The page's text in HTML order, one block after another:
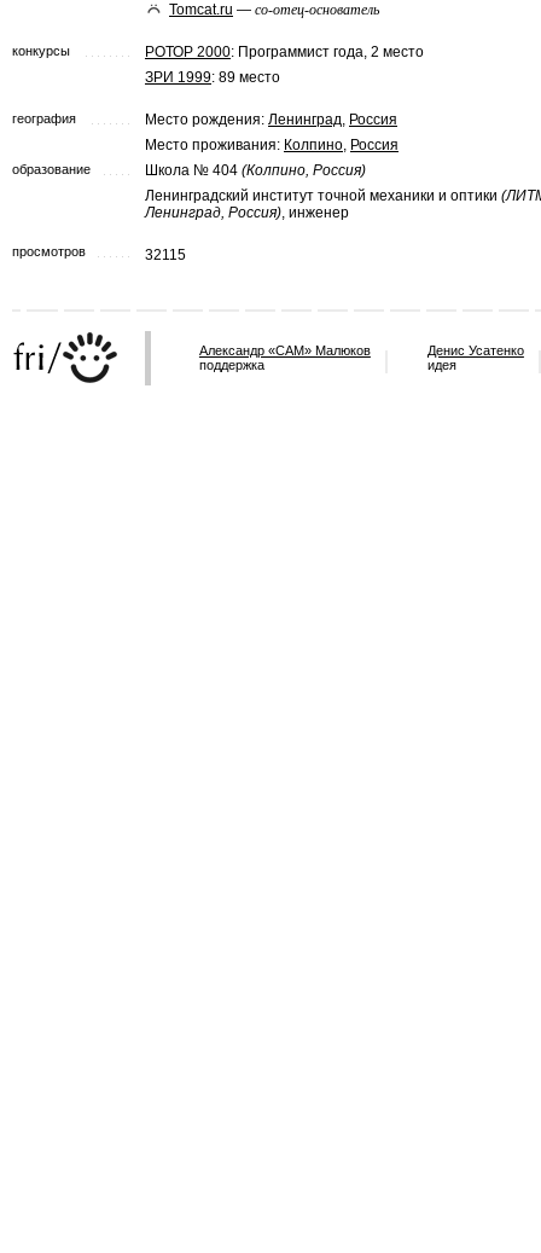
Tomcat.ru — со-отец-основатель
конкурсы РОТОР 2000: Программист года, 2 место
ЗРИ 1999: 89 место
география Место рождения: Ленинград, Россия
Место проживания: Колпино, Россия
образование Школа № 404 (Колпино, Россия)
Ленинградский институт точной механики и оптики
Ленинград, Россия), инженер
просмотров 32115
Александр «САМ» Малюков
поддержка
Денис Усатенко
идея